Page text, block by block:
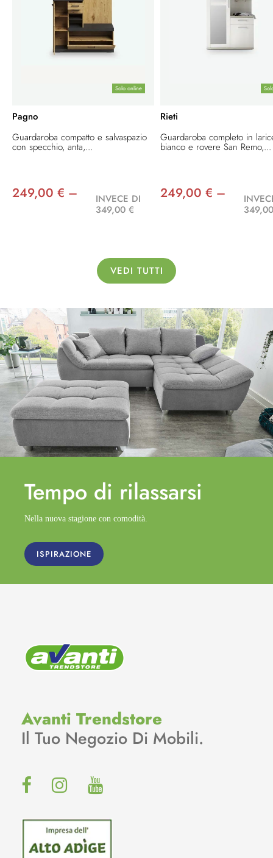
Solo online
Pagno
Guardaroba compatto e salvaspazio
con specchio, anta,...
249,00 € –
INVECE DI
349,00 €
Rieti
Guardaroba completo in
bianco e rovere San Remo,...
249,00 € –
VEDI TUTTI
Tempo di rilassarsi
Nella nuova stagione con comodità.
ISPIRAZIONE
Avanti Trendstore
Il Tuo Negozio Di Mobili.